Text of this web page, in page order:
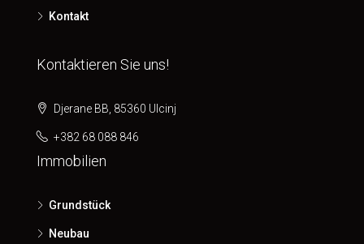
Kontakt
Kontaktieren Sie uns!
Djerane BB, 85360 Ulcinj
+382 68 088 846
Immobilien
Grundstück
Neubau